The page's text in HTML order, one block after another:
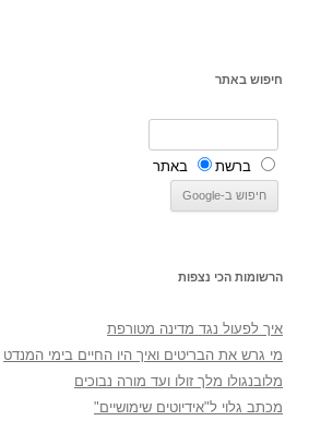
חיפוש באתר
ברשת באתר
הרשומות הכי נצפות
איך לפעול נגד מדינה מטורפת
מי גרש את הבריטים ואיך היו החיים בימי המנדט
מלובנגולו מלך זולו ועד מורה נבוכים
מכתב גלוי ל"אידיוטים שימושיים"